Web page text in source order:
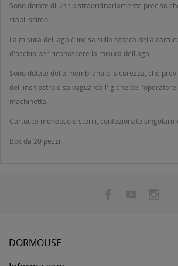
Sono dotate di un tip straordinariamente preciso
stabilissimo.
La misura dell'ago è incisa sulla scocca della
d'occhio per riconoscere la misura dell'ago.
Sono dotate della membrana di sicurezza, che
dell'inchiostro e salvaguarda l'igiene
machinetta.
Cartucce monouso e sterili, confezionate
Box da 20 pezzi.
DORMOUSE